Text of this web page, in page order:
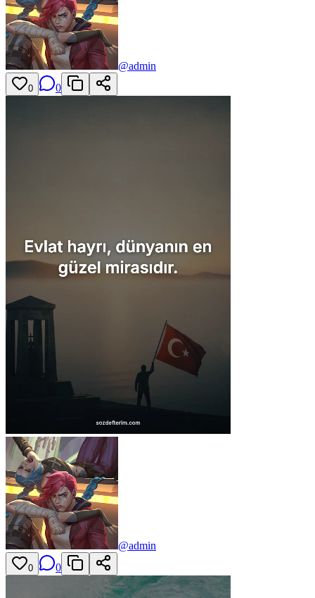
@admin
0 0
@admin
0 0